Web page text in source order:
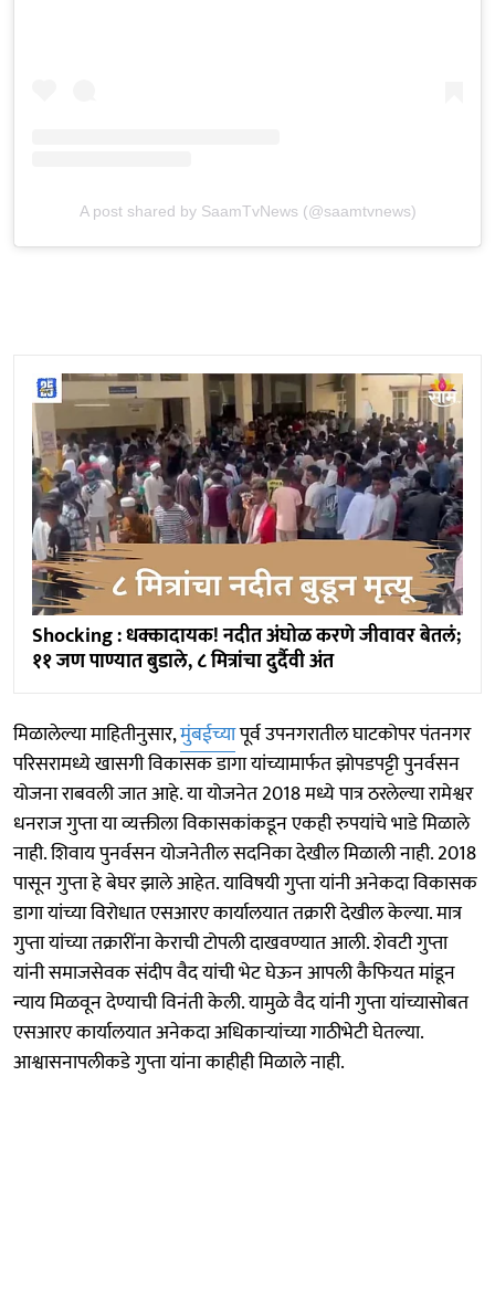
A post shared by SaamTvNews (@saamtvnews)
Shocking : धक्कादायक! नदीत अंघोळ करणे जीवावर बेतलं;
११ जण पाण्यात बुडाले, ८ मित्रांचा दुर्दैवी अंत
मिळालेल्या माहितीनुसार,मुंबईच्यापूर्व उपनगरातील घाटकोपर पंतनगर
परिसरामध्ये खासगी विकासक डागा यांच्यामार्फत झोपडपट्टी पुनर्वसन
योजना राबवली जात आहे. या योजनेत 2018 मध्ये पात्र ठरलेल्या रामेश्वर
धनराज गुप्ता या व्यक्तीला विकासकांकडून एकही रुपयांचे भाडे मिळाले
नाही. शिवाय पुनर्वसन योजनेतील सदनिका देखील मिळाली नाही. 2018
पासून गुप्ता हे बेघर झाले आहेत. याविषयी गुप्ता यांनी अनेकदा विकासक
डागा यांच्या विरोधात एसआरए कार्यालयात तक्रारी देखील केल्या. मात्र
गुप्ता यांच्या तक्रारींना केराची टोपली दाखवण्यात आली. शेवटी गुप्ता
यांनी समाजसेवक संदीप वैद यांची भेट घेऊन आपली कैफियत मांडून
न्याय मिळवून देण्याची विनंती केली. यामुळे वैद यांनी गुप्ता यांच्यासोबत
एसआरए कार्यालयात अनेकदा अधिकाऱ्यांच्या गाठीभेटी घेतल्या.
आश्वासनापलीकडे गुप्ता यांना काहीही मिळाले नाही.